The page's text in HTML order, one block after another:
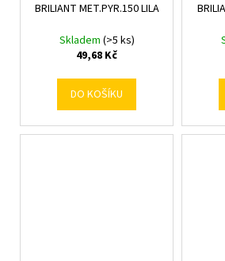
BRILIANT MET.PYR.150 LILA
Skladem (>5 ks)
49,68 Kč
DO KOŠÍKU